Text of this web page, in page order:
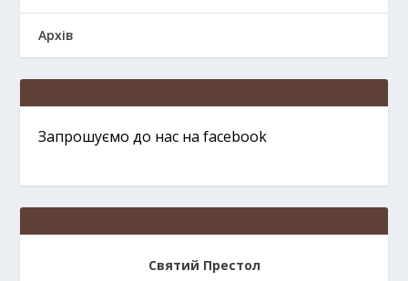
Архів
Запрошуємо до нас на facebook
Святий Престол